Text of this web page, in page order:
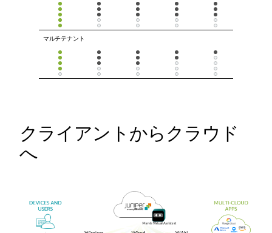
マルチテナント
クライアントからクラウド
へ